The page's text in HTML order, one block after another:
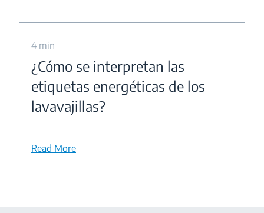
4 min
¿Cómo se interpretan las
etiquetas energéticas de los
lavavajillas?
Read More